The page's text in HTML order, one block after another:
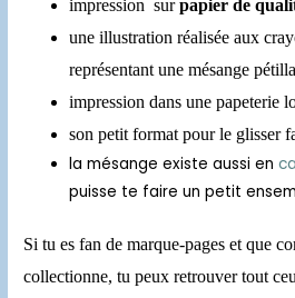
impression surpapier de
une illustration réalisée aux
représentant une mésange
impression dans une papeterie
son petit format pour le glisser
la mésange existe aussi en
puisse te faire un petit
Si tu es fan de marque-pages et que
collectionne, tu peux retrouver tout